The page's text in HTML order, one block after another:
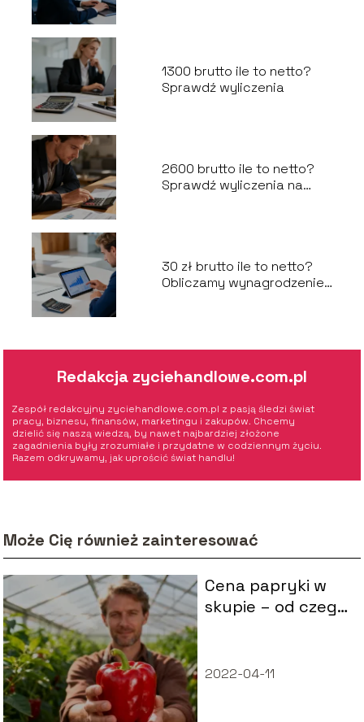
1300 brutto ile to netto?
Sprawdź wyliczenia
2600 brutto ile to netto?
Sprawdź wyliczenia na
30 zł brutto ile to netto?
Obliczamy wynagrodzenie
Redakcja zyciehandlowe.com.pl
Zespół redakcyjny zyciehandlowe.com.pl z pasją śledzi świat
pracy, biznesu, finansów, marketingu i zakupów. Chcemy
dzielić się naszą wiedzą, by nawet najbardziej złożone
zagadnienia były zrozumiałe i przydatne w codziennym życiu.
Razem odkrywamy, jak uprościć świat handlu!
Może Cię również zainteresować
Cena papryki w
skupie – od czego
rynek?
2022-04-11